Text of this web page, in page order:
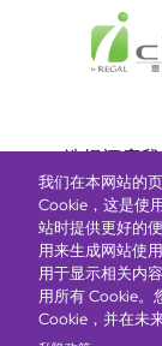
Bottom
menu
选择酒店
我们在本网站的
Cookie，这是使
站时提供更好的
用来生成网站使
用于显示相关内
用所有 Cookie。
Cookie，并在未